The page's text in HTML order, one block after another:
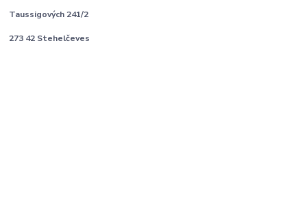
Taussigových 241/2
273 42 Stehelčeves